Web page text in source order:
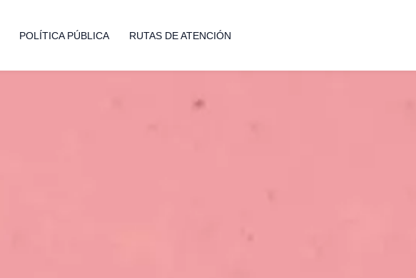
POLÍTICA PÚBLICA RUTAS DE ATENCIÓN